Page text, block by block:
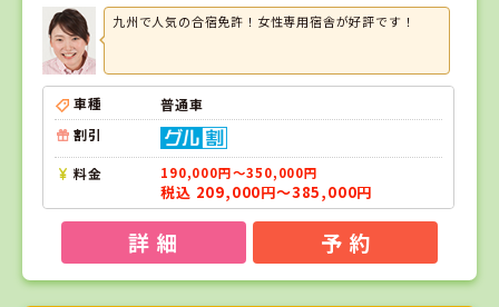
九州で人気の合宿免許！女性専用宿舎が好評です！
車種
普通車
割引
料金 190,000円～350,000円
税込 209,000円～385,000円
詳 細 予 約